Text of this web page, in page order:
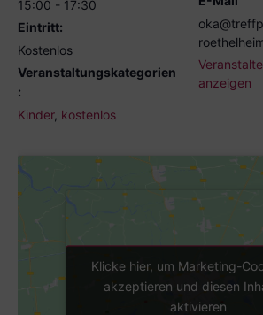
15:00 - 17:30
Eintritt:
Kostenlos
Veranstaltungskategorien
:
Kinder, kostenlos
anzeigen
Klicke hier, um Marketing-
akzeptieren und diesen
aktivieren
Klicke hier, um Marketing-
akzeptieren und diesen
aktivieren